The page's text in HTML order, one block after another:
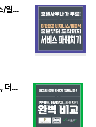
호텔사우나가 무료! 대한항공 비지니스/일등석 출발부터 도착까지 서비스 파헤치기
최고의 공항 라운지 멤버십은? PP카드, 더라운지, 라운지키 완벽 비교